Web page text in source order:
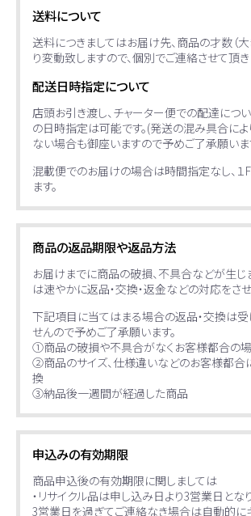
送料について
送料につきましてはお届け先、商品の才数（大
り変動致しますので、個別でご連絡させて頂き
配送日時指定について
店頭お引き渡し、チャーター便での配達につ
の日時指定は可能です。(発送の混み具合に
ない場合も御座いますので予めご了承願いま
混載便でのお届けの場合は時間指定なし、１
ます。
商品の返品期限や返品方法
お届けまでに商品の破損、不具合などが生
は速やかに返品・交換・返金などの対応をさせ
下記項目に当てはまる場合の返品・交換は
せんので予めご了承願います。
①商品の破損や不具合がなくお客様都合の
②商品のサイズ、仕様違いなどのお客様都合
換
③納品後一週間が経過した商品
申込みの有効期限
商品申込後の有効期限に関しましては
・リサイクル品は申し込み日より3営業日となり
3営業日を過ぎてご連絡なき場合は自動的に